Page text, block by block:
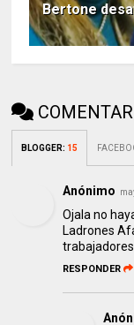
Bertone
BLOGGER: 15
Anónimo
Ojala no
Ladrones
RESPONDER